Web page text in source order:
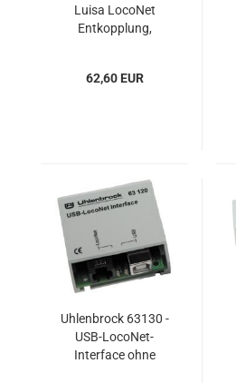
Luisa LocoNet
Entkopplung,
62,60 EUR
Uhlenbrock 63130 -
USB-LocoNet-
Interface ohne